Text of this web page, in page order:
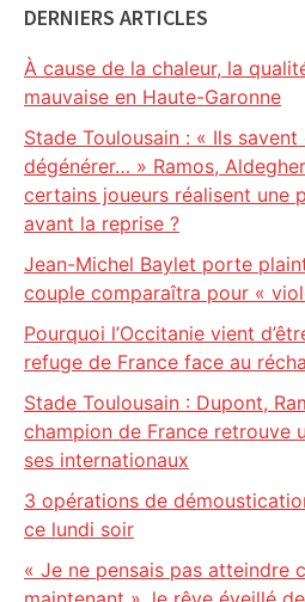
DERNIERS ARTICLES
À cause de la chaleur, la
mauvaise en Haute-Garonne
Stade Toulousain : « Ils
dégénérer… » Ramos,
certains joueurs réalisent une
avant la reprise ?
Jean-Michel Baylet porte
couple comparaîtra pour «
Pourquoi l’Occitanie vient
refuge de France face au
Stade Toulousain : Dupont,
champion de France retrouve
ses internationaux
3 opérations de
ce lundi soir
« Je ne pensais pas atteindre